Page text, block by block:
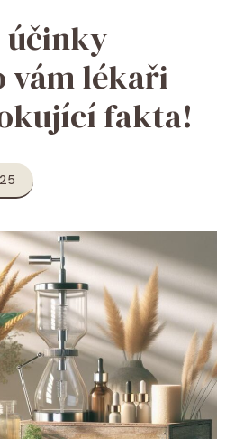
účinky
vám lékaři
fakta!